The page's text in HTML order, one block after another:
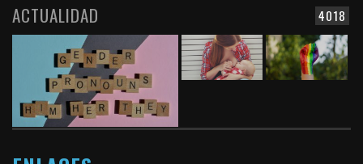
4018
ACTUALIDAD